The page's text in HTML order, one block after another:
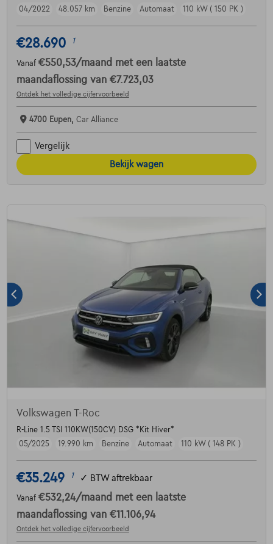
04/2022
48.057 km Benzine Automaat 110 kW ( 150 PK )
€28.690 1
Vanaf €550,53/maand met een laatste
maandaflossing van €7.723,03
Ontdek het volledige cijfervoorbeeld
4700 Eupen, Car Alliance
Vergelijk
Bekijk wagen
Volkswagen T-Roc
R-Line 1.5 TSI 110KW(150CV) DSG *Kit Hiver*
05/2025
19.990 km Benzine Automaat 110 kW ( 148 PK )
€35.249 1 ✓ BTW aftrekbaar
Vanaf €532,24/maand met een laatste
maandaflossing van €11.106,94
Ontdek het volledige cijfervoorbeeld